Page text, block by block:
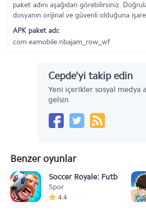
paket adını aşağıdan görebilirsiniz.
dosyanın orijinal ve güvenli olduğuna
APK paket adı:
com.eamobile.nbajam_row_wf
Cepde'yi takip edin
Yeni içerikler sosyal medya
gelsin
Benzer oyunlar
Soccer Royale: Futbol
Spor
4.4